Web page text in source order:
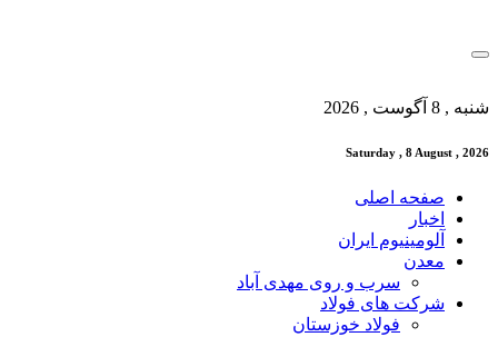
شنبه , 8 آگوست , 2026
Saturday , 8 August , 2026
صفحه اصلی
اخبار
آلومینیوم ایران
معدن
سرب و روی مهدی آباد
شرکت های فولاد
فولاد خوزستان